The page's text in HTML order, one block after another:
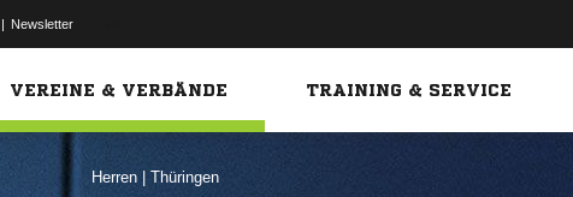
| Newsletter
VEREINE & VERBÄNDE TRAINING & SERVICE
Herren Thüringen